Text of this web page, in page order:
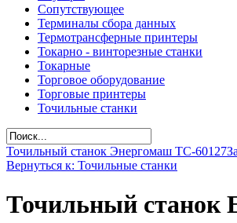
Сопутствующее
Терминалы сбора данных
Термотрансферные принтеры
Токарно - винторезные станки
Токарные
Торговое оборудование
Торговые принтеры
Точильные станки
Точильный станок Энергомаш ТС-60127
Вернуться к: Точильные станки
Точильный станок